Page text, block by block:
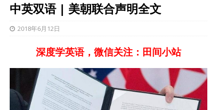
中英双语 | 美朝联合声明全文
2018年6月12日
深度学英语，微信关注：田间小站